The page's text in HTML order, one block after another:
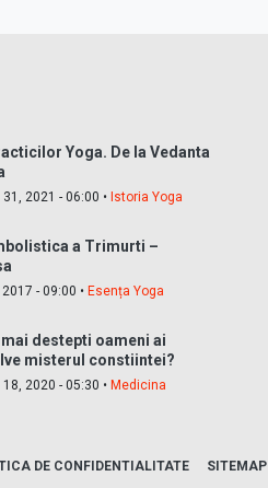
Yoga. De la Vedanta
2021 - 06:00 •Istoria Yoga
a Trimurti –
- 09:00 •Esența Yoga
mai destepti oameni ai
misterul constiintei?
2020 - 05:30 •Medicina
DE CONFIDENTIALITATE
SITEMAP